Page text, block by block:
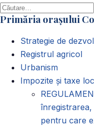
Caută
după:
Primăria orașului
Strategie de
Registrul agricol
Urbanism
Impozite și taxe
pentru care